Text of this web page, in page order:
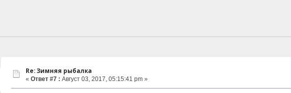
Re: Зимняя рыбалка
« Ответ #7 : Август 03, 2017, 05:15:41 pm »